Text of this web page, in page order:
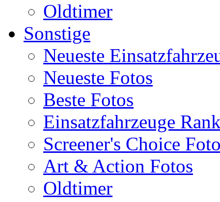
Oldtimer
Sonstige
Neueste
Neueste Fotos
Beste Fotos
Einsatzfahrzeuge
Screener's Choice
Art & Action Fotos
Oldtimer